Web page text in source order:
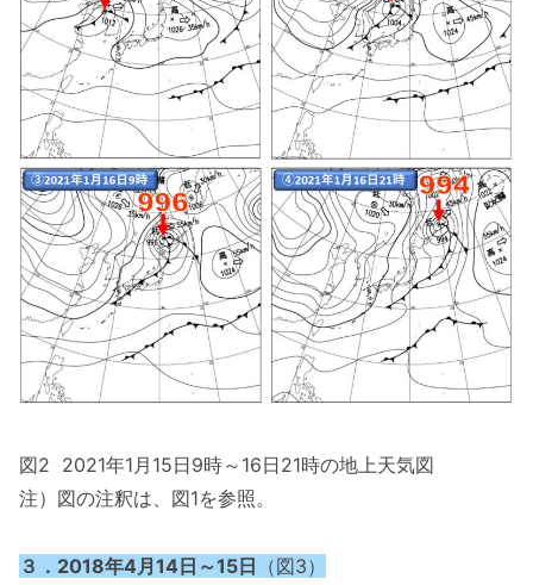
図2 2021年1月15日9時～16日21時の地上天気図
注）図の注釈は、図1を参照。
３．2018年4月14日～15日 （図3）